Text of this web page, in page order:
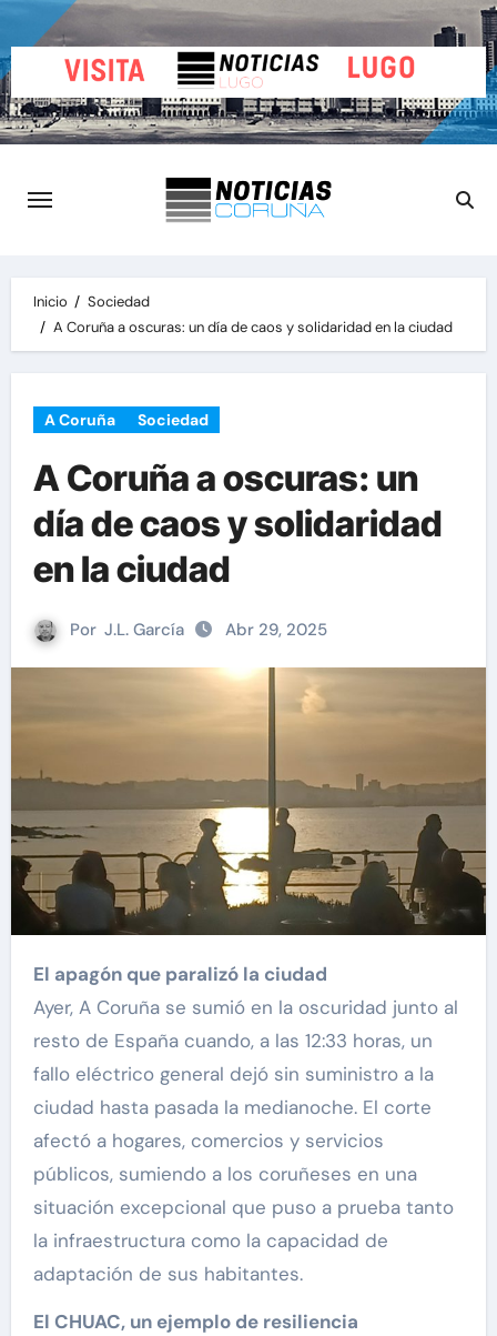
al
contenido
Inicio
Sociedad
A Coruña a oscuras: un día de caos y solidaridad en la ciudad
A Coruña Sociedad
A Coruña a oscuras: un
día de caos y solidaridad
en la ciudad
Por J.L. García Abr 29, 2025
El apagón que paralizó la ciudad
Ayer, A Coruña se sumió en la oscuridad junto al
resto de España cuando, a las 12:33 horas, un
fallo eléctrico general dejó sin suministro a la
ciudad hasta pasada la medianoche. El corte
afectó a hogares, comercios y servicios
públicos, sumiendo a los coruñeses en una
situación excepcional que puso a prueba tanto
la infraestructura como la capacidad de
adaptación de sus habitantes.
El CHUAC, un ejemplo de resiliencia